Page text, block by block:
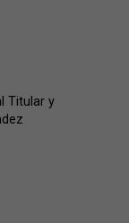
Titular y